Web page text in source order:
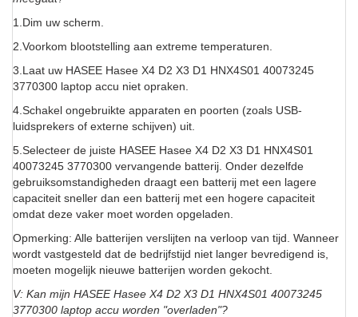
1.Dim uw scherm.
2.Voorkom blootstelling aan extreme temperaturen.
3.Laat uw HASEE Hasee X4 D2 X3 D1 HNX4S01 40073245
3770300 laptop accu niet opraken.
4.Schakel ongebruikte apparaten en poorten (zoals USB-
luidsprekers of externe schijven) uit.
5.Selecteer de juiste HASEE Hasee X4 D2 X3 D1 HNX4S01
40073245 3770300 vervangende batterij. Onder dezelfde
gebruiksomstandigheden draagt een batterij met een lagere
capaciteit sneller dan een batterij met een hogere capaciteit
omdat deze vaker moet worden opgeladen.
Opmerking: Alle batterijen verslijten na verloop van tijd. Wanneer
wordt vastgesteld dat de bedrijfstijd niet langer bevredigend is,
moeten mogelijk nieuwe batterijen worden gekocht.
V: Kan mijn HASEE Hasee X4 D2 X3 D1 HNX4S01 40073245
3770300 laptop accu worden "overladen"?